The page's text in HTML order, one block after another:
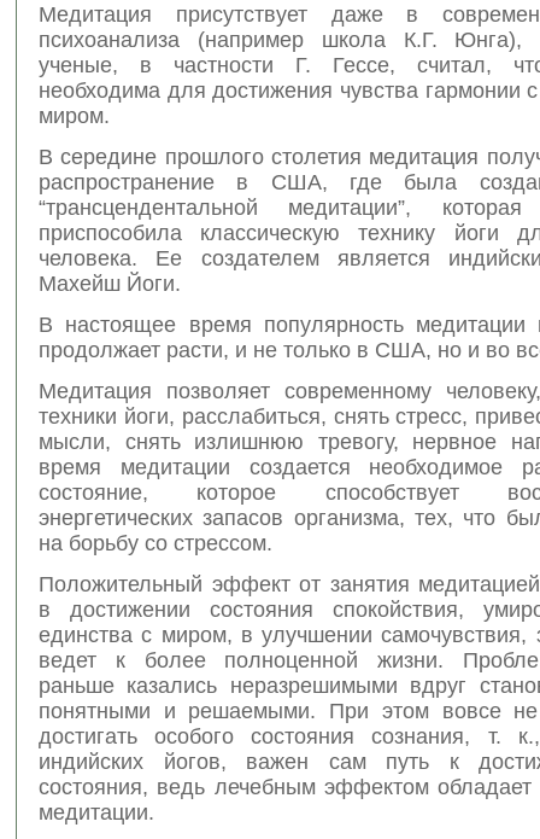
Медитация присутствует даже в
психоанализа (например школа К.Г. Юнга),
ученые, в частности Г. Гессе, считал,
необходима для достижения чувства гармонии
миром.
В середине прошлого столетия медитация
распространение в США, где была
“трансцендентальной медитации”, которая
приспособила классическую технику йоги
человека. Ее создателем является
Махейш Йоги.
В настоящее время популярность медитации
продолжает расти, и не только в США, но и во
Медитация позволяет современному
техники йоги, расслабиться, снять стресс,
мысли, снять излишнюю тревогу, нервное
время медитации создается необходимое
состояние, которое способствует
энергетических запасов организма, тех, что
на борьбу со стрессом.
Положительный эффект от занятия
в достижении состояния спокойствия,
единства с миром, в улучшении самочувствия,
ведет к более полноценной жизни.
раньше казались неразрешимыми вдруг
понятными и решаемыми. При этом вовсе не
достигать особого состояния сознания, т.
индийских йогов, важен сам путь к
состояния, ведь лечебным эффектом обладает
медитации.